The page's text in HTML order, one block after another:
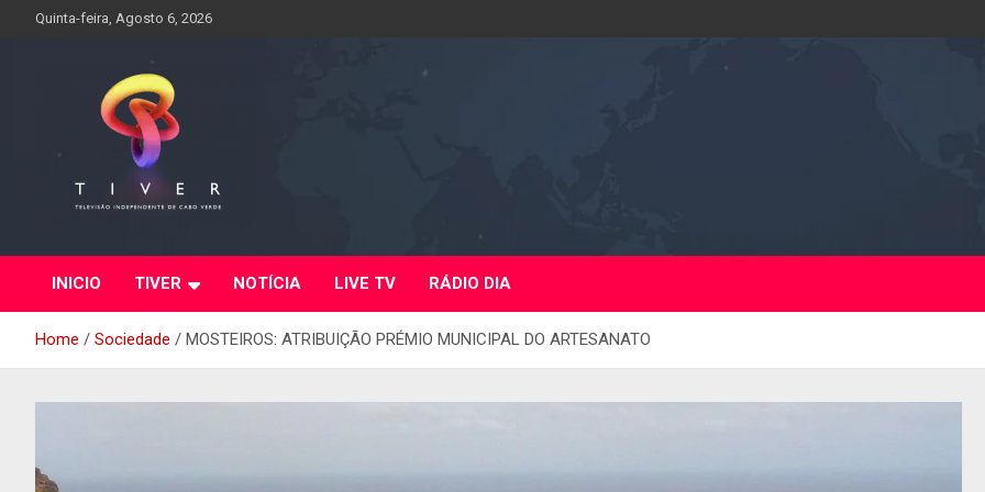
Quinta-feira, Agosto 6, 2026
INICIO TIVER NOTÍCIA LIVE TV RÁDIO DIA
Home Sociedade MOSTEIROS: ATRIBUIÇÃO PRÉMIO MUNICIPAL DO ARTESANATO